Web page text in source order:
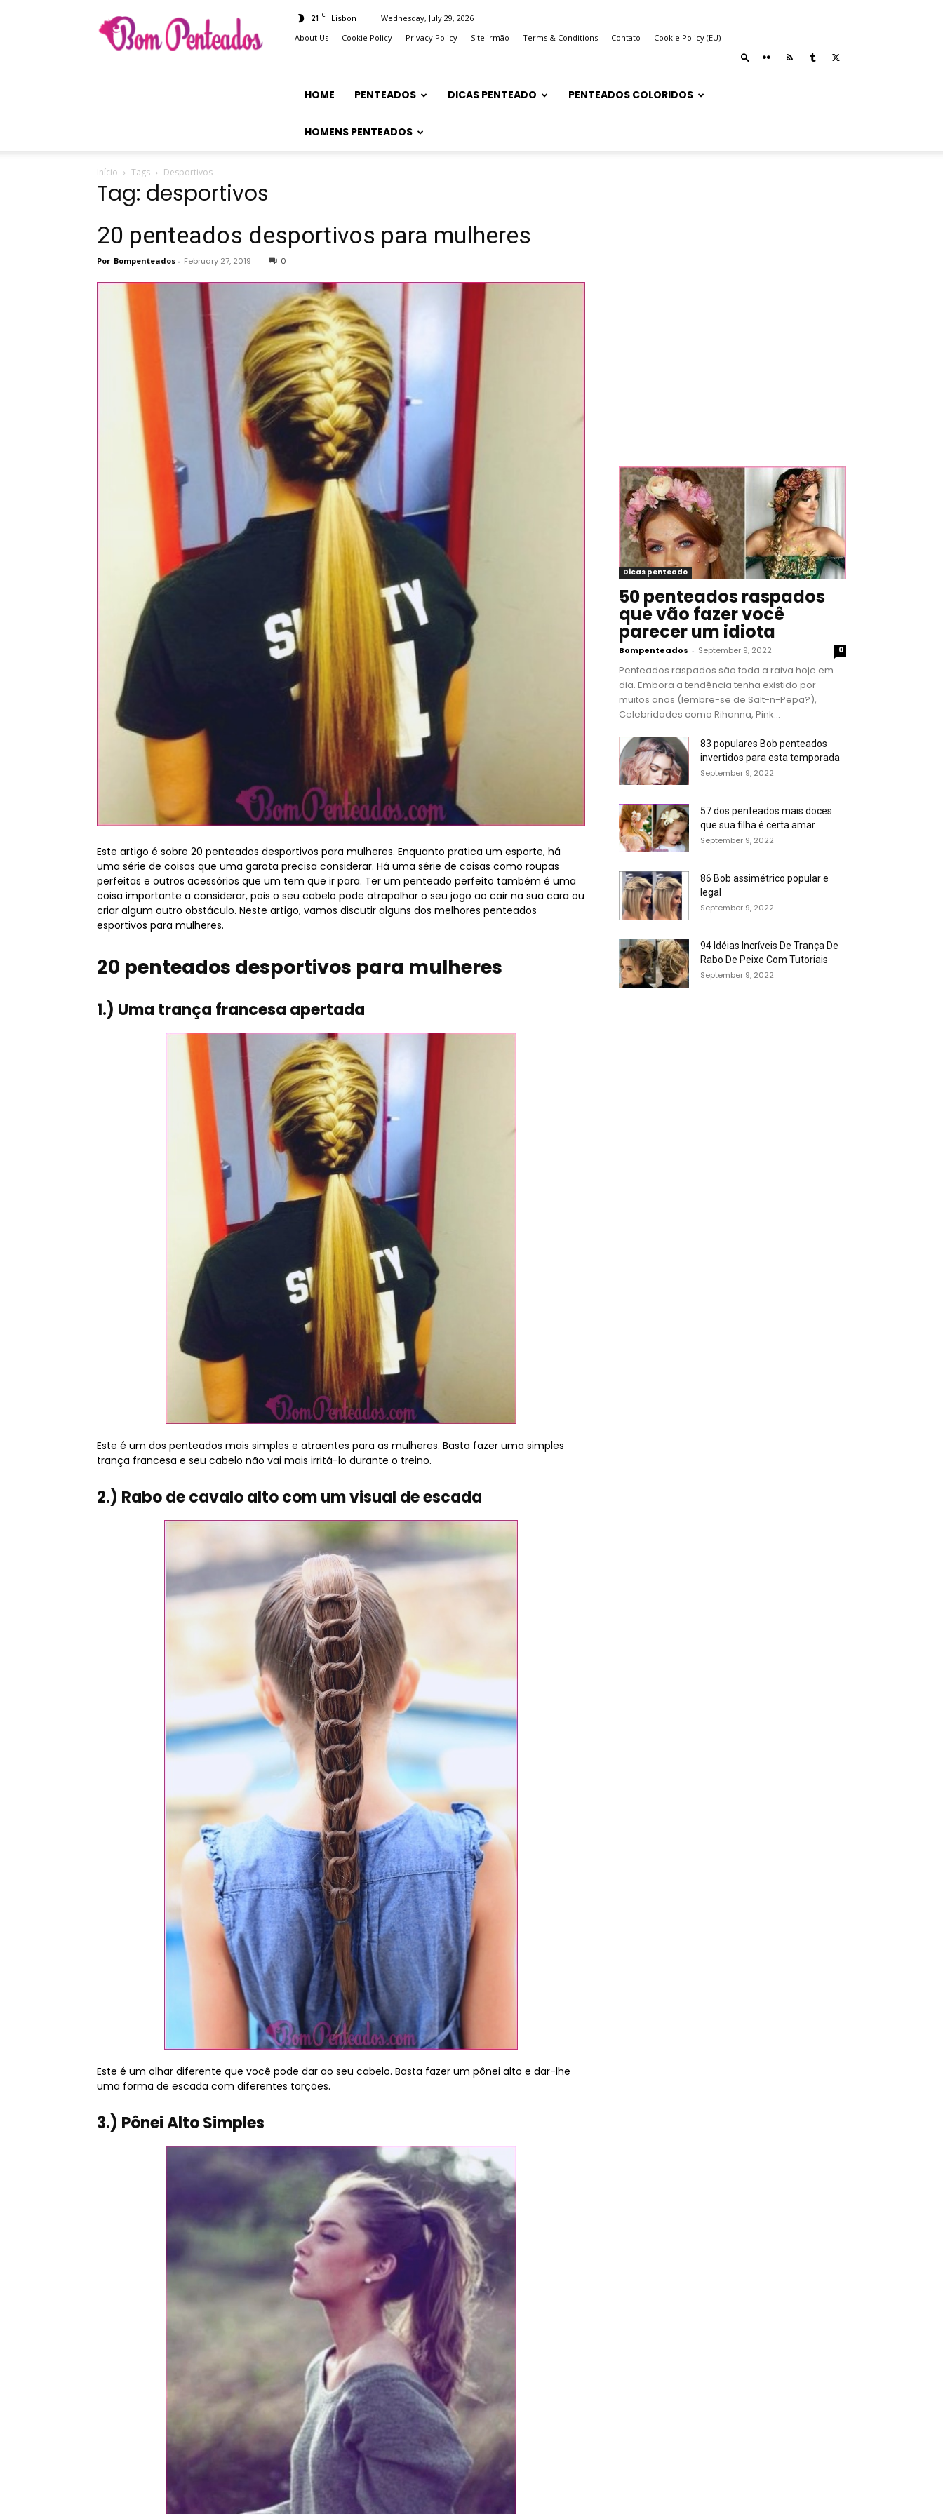
Penteados
21 C Lisbon
Wednesday, July 29, 2026
About Us
Cookie Policy Privacy Policy Site irmão Terms & Conditions Contato Cookie Policy (EU)
HOME PENTEADOS DICAS PENTEADO PENTEADOS COLORIDOS
HOMENS PENTEADOS
Início Tags Desportivos
Tag: desportivos
20 penteados desportivos para mulheres
Por Bompenteados - February 27, 2019 0
Este artigo é sobre 20 penteados desportivos para mulheres. Enquanto pratica um esporte, há
uma série de coisas que uma garota precisa considerar. Há uma série de coisas como roupas
perfeitas e outros acessórios que um tem que ir para. Ter um penteado perfeito também é uma
coisa importante a considerar, pois o seu cabelo pode atrapalhar o seu jogo ao cair na sua cara ou
criar algum outro obstáculo. Neste artigo, vamos discutir alguns dos melhores penteados
esportivos para mulheres.
20 penteados desportivos para mulheres
1.) Uma trança francesa apertada
Este é um dos penteados mais simples e atraentes para as mulheres. Basta fazer uma simples
trança francesa e seu cabelo não vai mais irritá-lo durante o treino.
2.) Rabo de cavalo alto com um visual de escada
Este é um olhar diferente que você pode dar ao seu cabelo. Basta fazer um pônei alto e dar-lhe
uma forma de escada com diferentes torções.
3.) Pônei Alto Simples
Dicas penteado
50 penteados raspados
que vão fazer você
parecer um idiota
Bompenteados - September 9, 2022 0
Penteados raspados são toda a raiva hoje em
dia. Embora a tendência tenha existido por
muitos anos (lembre-se de Salt-n-Pepa?),
Celebridades como Rihanna, Pink...
83 populares Bob penteados
invertidos para esta temporada
September 9, 2022
57 dos penteados mais doces
que sua filha é certa amar
September 9, 2022
86 Bob assimétrico popular e
legal
September 9, 2022
94 Idéias Incríveis De Trança De
Rabo De Peixe Com Tutoriais
September 9, 2022